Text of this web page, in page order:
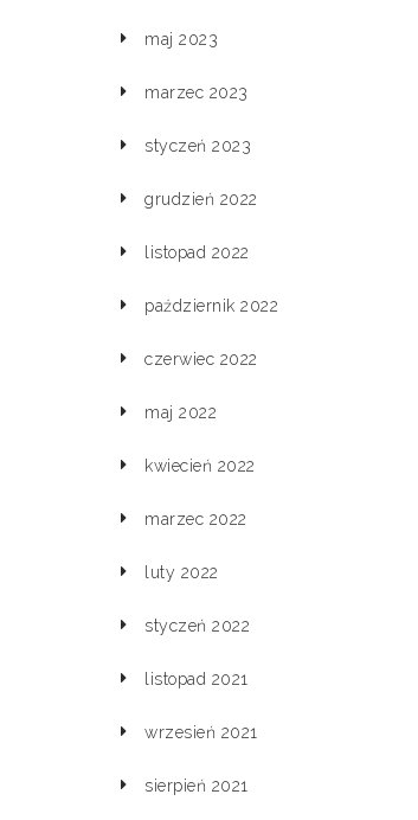
maj 2023
marzec 2023
styczeń 2023
grudzień 2022
listopad 2022
październik 2022
czerwiec 2022
maj 2022
kwiecień 2022
marzec 2022
luty 2022
styczeń 2022
listopad 2021
wrzesień 2021
sierpień 2021